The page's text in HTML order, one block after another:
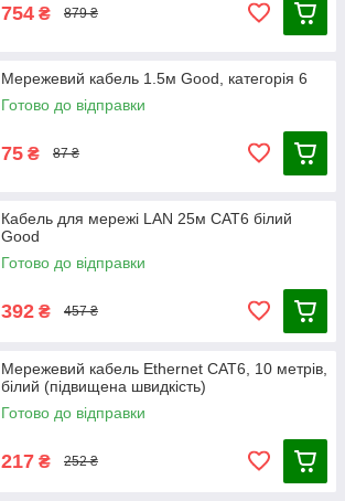
754 ₴ 879 ₴
Мережевий кабель 1.5м Good, категорія 6
Готово до відправки
75 ₴ 87 ₴
Кабель для мережі LAN 25м CAT6 білий
Good
Готово до відправки
392 ₴ 457 ₴
Мережевий кабель Ethernet CAT6, 10 метрів,
білий (підвищена швидкість)
Готово до відправки
217 ₴ 252 ₴